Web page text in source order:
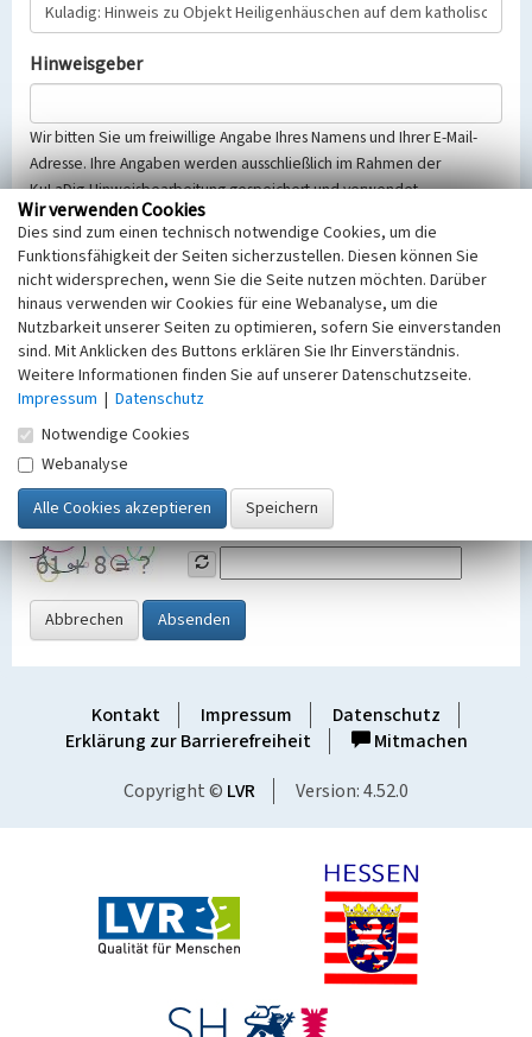
Hinweisgeber
Wir bitten Sie um freiwillige Angabe Ihres Namens und Ihrer E-Mail-
Adresse. Ihre Angaben werden ausschließlich im Rahmen der
KuLaDig-Hinweisbearbeitung gespeichert und verwendet.
Selbstverständlich werden diese entsprechend der Vorschriften des
Telemediengesetzes, des Datenschutzgesetzes NRW und der seit
dem 25.05.2018 gültigen Europäischen Datenschutzgrundverordnung
(EU-DSGVO) vertraulich behandelt, beachten Sie bitte unsere
Hinweise zumDatenschutz
Nachricht
SicherheitsabfrageTragen Sie unten das Rechenergebnis aus der
Grafik ein
Abbrechen Absenden
Kontakt Impressum
Datenschutz
Erklärung zur Barrierefreiheit
Mitmachen
Copyright © LVR Version: 4.52.0
Wir verwenden Cookies
Dies sind zum einen technisch notwendige Cookies, um die
Funktionsfähigkeit der Seiten sicherzustellen. Diesen können Sie
nicht widersprechen, wenn Sie die Seite nutzen möchten. Darüber
hinaus verwenden wir Cookies für eine Webanalyse, um die
Nutzbarkeit unserer Seiten zu optimieren, sofern Sie einverstanden
sind. Mit Anklicken des Buttons erklären Sie Ihr Einverständnis.
Weitere Informationen finden Sie auf unserer Datenschutzseite.
Impressum | Datenschutz
Notwendige Cookies
Webanalyse